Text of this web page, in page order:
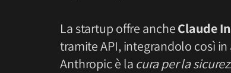
La startup offre ancheClaude
tramite API, integrandolo così
Anthropic è la cura per la